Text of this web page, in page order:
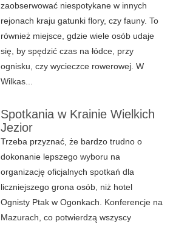
zaobserwować niespotykane w innych
rejonach kraju gatunki flory, czy fauny. To
również miejsce, gdzie wiele osób udaje
się, by spędzić czas na łódce, przy
ognisku, czy wycieczce rowerowej. W
Wilkas...
Spotkania w Krainie Wielkich
Jezior
Trzeba przyznać, że bardzo trudno o
dokonanie lepszego wyboru na
organizację oficjalnych spotkań dla
liczniejszego grona osób, niż hotel
Ognisty Ptak w Ogonkach. Konferencje na
Mazurach, co potwierdzą wszyscy